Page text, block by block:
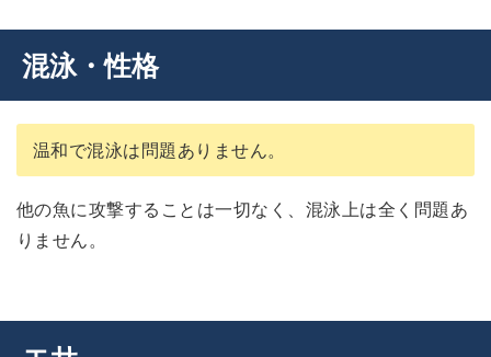
混泳・性格
温和で混泳は問題ありません。
他の魚に攻撃することは一切なく、混泳上は全く問題あ
りません。